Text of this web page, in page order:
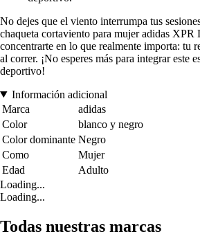
No dejes que el viento interrumpa tus
chaqueta cortaviento para mujer adidas XPR
concentrarte en lo que realmente importa: tu
al correr. ¡No esperes más para integrar este
deportivo!
Información adicional
Marca
adidas
Color
blanco y negro
Color dominante Negro
Como
Mujer
Edad
Adulto
Loading...
Loading...
Todas nuestras marcas